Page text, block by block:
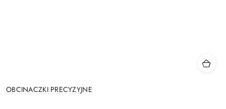
OBCINACZKI PRECYZYJNE